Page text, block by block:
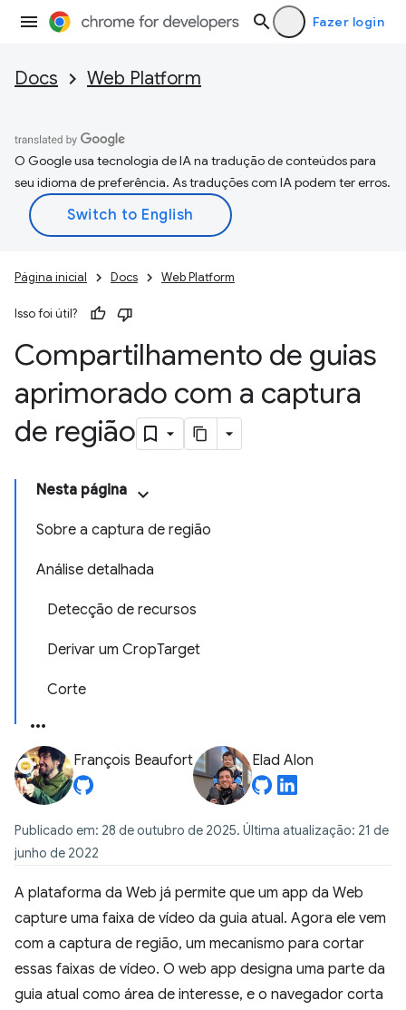
Fazer login
Docs Web Platform
O Google usa tecnologia de IA na tradução de conteúdos para
seu idioma de preferência. As traduções com IA podem ter erros.
Página inicial Docs Web Platform
Isso foi útil?
Compartilhamento de guias
aprimorado com a captura
de região
Nesta página
Sobre a captura de região
Análise detalhada
Detecção de recursos
Derivar um CropTarget
Corte
François Beaufort Elad Alon
Publicado em: 28 de outubro de 2025. Última atualização: 21 de
junho de 2022
A plataforma da Web já permite que um app da Web
capture uma faixa de vídeo da guia atual. Agora ele vem
com a captura de região, um mecanismo para cortar
essas faixas de vídeo. O web app designa uma parte da
guia atual como área de interesse, e o navegador corta